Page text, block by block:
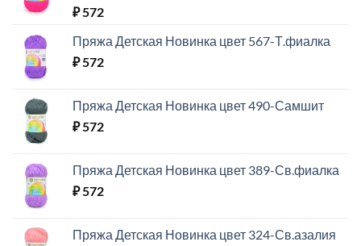
₽572
Пряжа Детская Новинка цвет 567-Т.фиалка
₽572
Пряжа Детская Новинка цвет 490-Самшит
₽572
Пряжа Детская Новинка цвет 389-Св.фиалка
₽572
Пряжа Детская Новинка цвет 324-Св.азалия